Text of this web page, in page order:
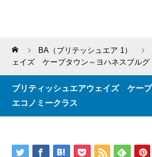
Home BA（ブリテッシュエア 1）
ェイズ ケープタウン～ヨハネスブル
ブリティッシュエアウェイズ ケー
エコノミークラス